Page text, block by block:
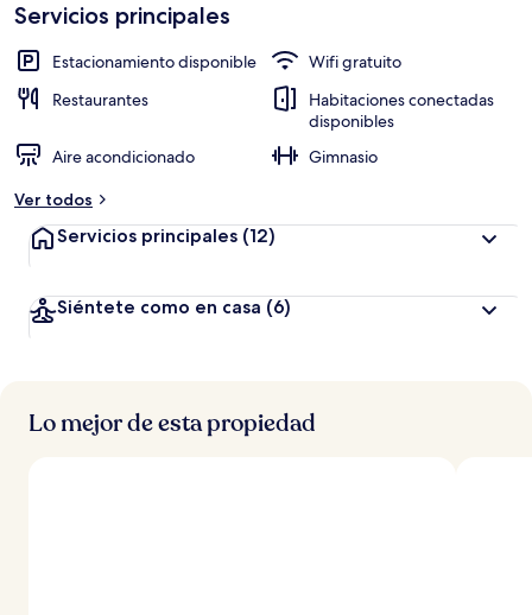
Servicios principales
Estacionamiento disponible
Wifi gratuito
Restaurantes
Habitaciones conectadas
disponibles
Aire acondicionado
Gimnasio
Ver todos
Servicios principales (12)
Siéntete como en casa (6)
Lo mejor de esta propiedad